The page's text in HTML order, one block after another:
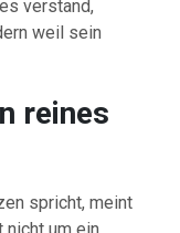
verstand,
weil sein
reines
spricht, meint